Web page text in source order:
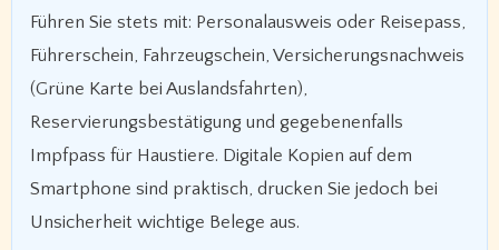
Führen Sie stets mit: Personalausweis oder Reisepass,
Führerschein, Fahrzeugschein, Versicherungsnachweis
(Grüne Karte bei Auslandsfahrten),
Reservierungsbestätigung und gegebenenfalls
Impfpass für Haustiere. Digitale Kopien auf dem
Smartphone sind praktisch, drucken Sie jedoch bei
Unsicherheit wichtige Belege aus.